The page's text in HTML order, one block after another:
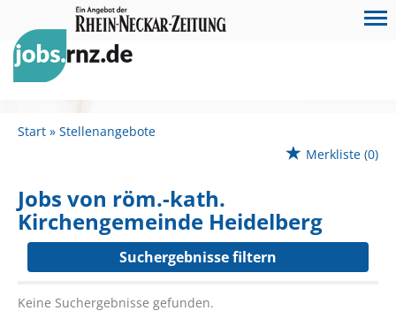
Start
Stellenangebote
Merkliste (0)
Jobs von röm.-kath.
Kirchengemeinde Heidelberg
Suchergebnisse filtern
Keine Suchergebnisse gefunden.